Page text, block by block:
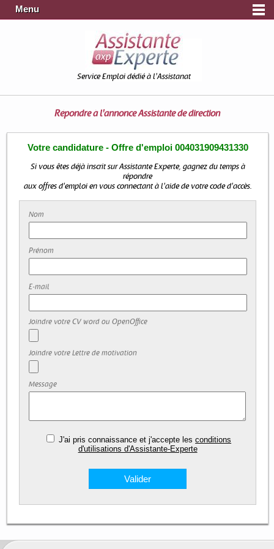
Menu
Service Emploi dédié à l'Assistanat
Répondre à l'annonceAssistante de direction
Votre candidature - Offre d'emploi 004031909431330
Si vous êtes déjà inscrit sur Assistante Experte, gagnez du temps à
répondre
aux offres d'emploi en vous connectant à l'aide de votre code d'accès.
Nom
Prénom
E-mail
Joindre votre CV word ou OpenOffice
Joindre votre Lettre de motivation
Message
J'ai pris connaissance et j'accepte lesconditions
d'utilisations d'Assistante-Experte